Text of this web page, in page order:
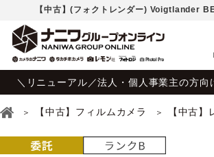
【中古】(フォクトレンダー) Voigtlander
＼リニューアル／法人・個人事業主の方向
【中古】フィルムカメラ 【中古